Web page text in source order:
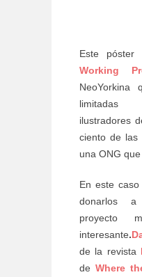
Este
Working
NeoYorkina
ilustradores
ciento de las
una ONG
En este
donarlos a
proyecto
interesante.
de la revista
de Where